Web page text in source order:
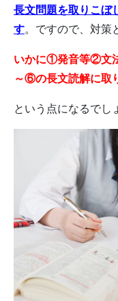
長文問題を取りこぼ
す。ですので、対策
いかに①発音等②文
～⑥の長文読解に取
という点になるでし